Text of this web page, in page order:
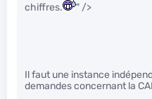
chiffres.
" />
Il faut une instance
demandes concernant la